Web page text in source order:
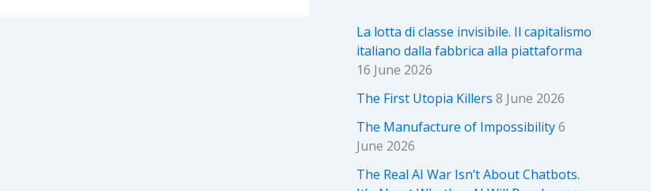
La lotta di classe invisibile. Il capitalismo
italiano dalla fabbrica alla piattaforma
16 June 2026
The First Utopia Killers 8 June 2026
The Manufacture of Impossibility6
June 2026
The Real AI War Isn’t About Chatbots.